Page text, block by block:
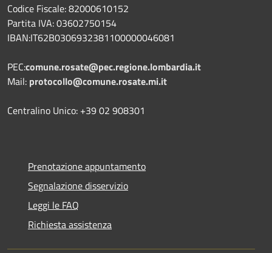
Codice Fiscale: 82000610152
Partita IVA: 03602750154
IBAN:IT62B0306932381100000046081
PEC:comune.rosate@pec.regione.lombardia.it
Mail: protocollo@comune.rosate.mi.it
Centralino Unico: +39 02 908301
Prenotazione appuntamento
Segnalazione disservizio
Leggi le FAQ
Richiesta assistenza